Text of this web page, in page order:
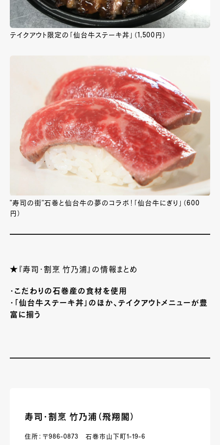
テイクアウト限定の「仙台牛ステーキ丼」（1,500円）
"寿司の街"石巻と仙台牛の夢のコラボ！「仙台牛にぎり」（600
円）
★『寿司・割烹 竹乃浦』の情報まとめ
・こだわりの石巻産の食材を使用
・「仙台牛ステーキ丼」のほか、テイクアウトメニューが豊
富に揃う
寿司・割烹 竹乃浦（飛翔閣）
住所：〒986-0873 石巻市山下町1-19-6